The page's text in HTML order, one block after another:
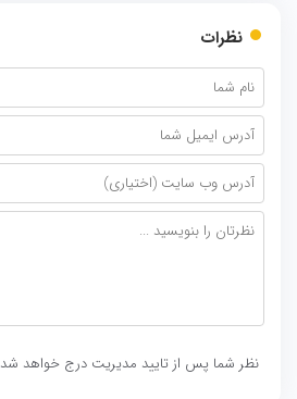
نظرات
نظر شما پس از تایید مدیریت درج خواهد شد